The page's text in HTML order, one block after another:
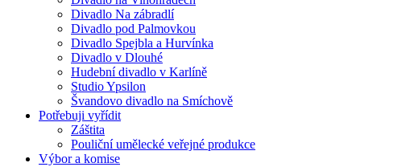
Divadlo Na zábradlí
Divadlo pod Palmovkou
Divadlo Spejbla a Hurvínka
Divadlo v Dlouhé
Hudební divadlo v Karlíně
Studio Ypsilon
Švandovo divadlo na Smíchově
Potřebuji vyřídit
Záštita
Pouliční umělecké veřejné produkce
Výbor a komise